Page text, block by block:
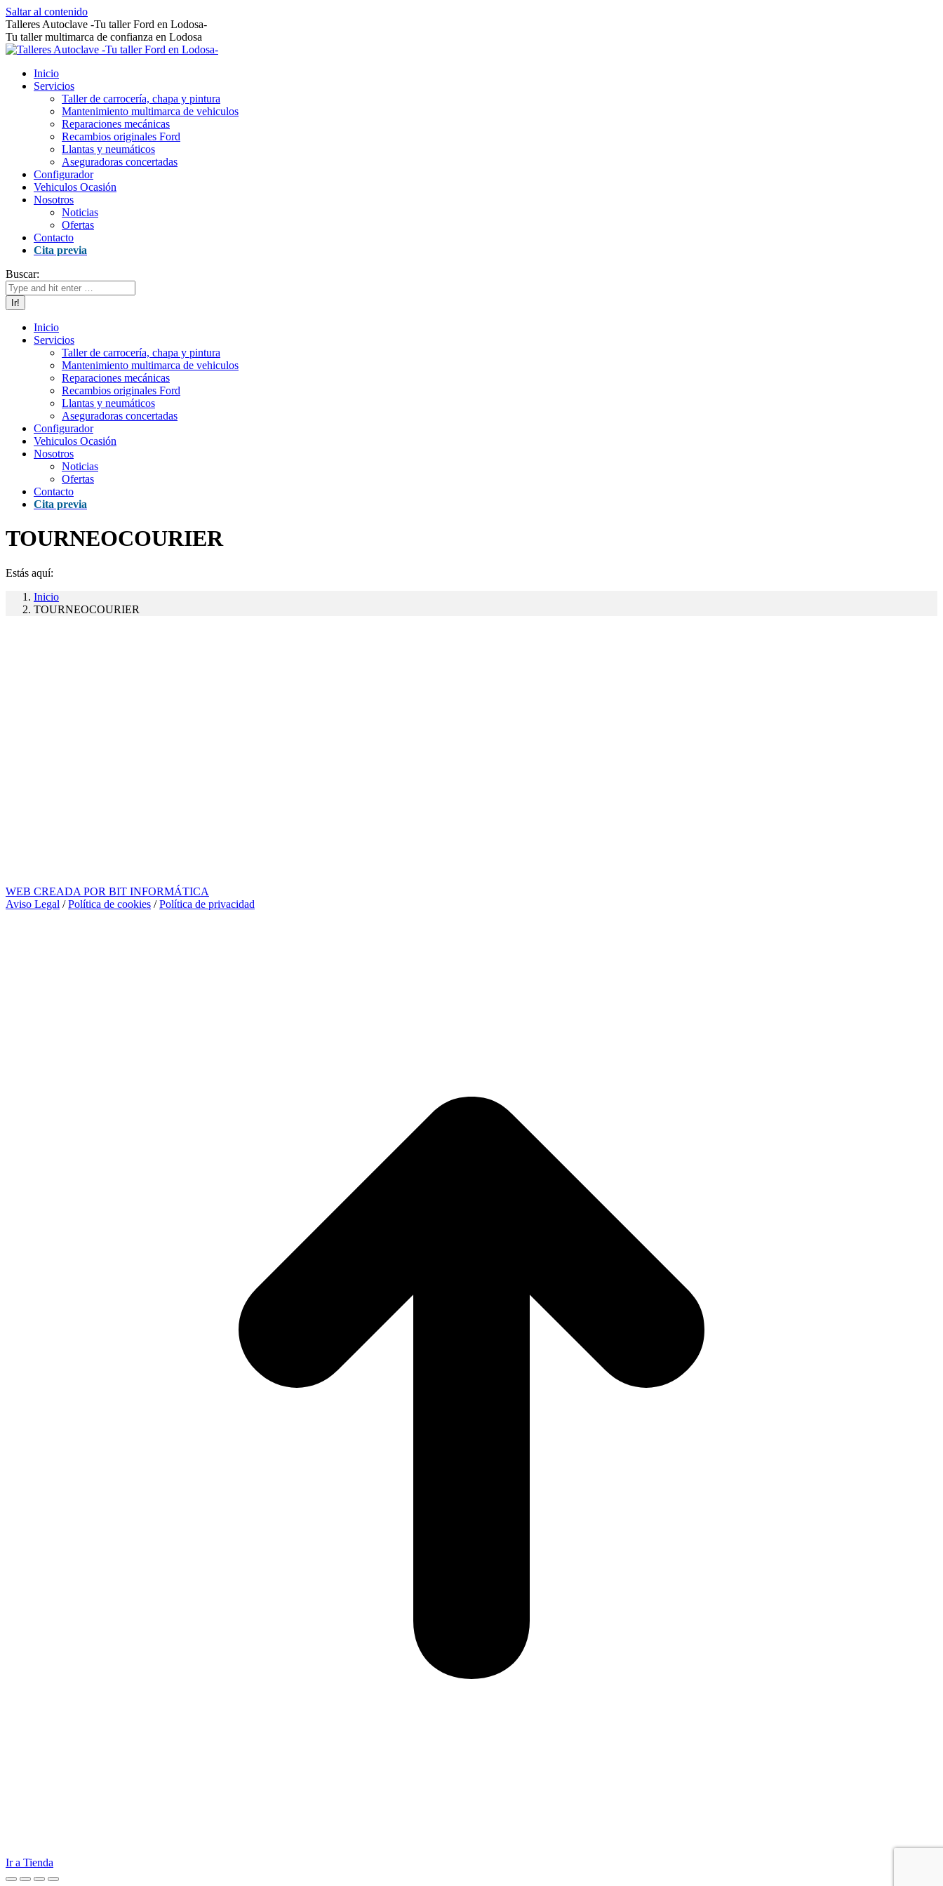
Saltar al contenido
Talleres Autoclave -Tu taller Ford en Lodosa-
Tu taller multimarca de confianza en Lodosa
Inicio
Servicios
Taller de carrocería, chapa y pintura
Mantenimiento multimarca de vehiculos
Reparaciones mecánicas
Recambios originales Ford
Llantas y neumáticos
Aseguradoras concertadas
Configurador
Vehiculos Ocasión
Nosotros
Noticias
Ofertas
Contacto
Cita previa
Buscar:
Inicio
Servicios
Taller de carrocería, chapa y pintura
Mantenimiento multimarca de vehiculos
Reparaciones mecánicas
Recambios originales Ford
Llantas y neumáticos
Aseguradoras concertadas
Configurador
Vehiculos Ocasión
Nosotros
Noticias
Ofertas
Contacto
Cita previa
TOURNEOCOURIER
Estás aquí:
Inicio
TOURNEOCOURIER
WEB CREADA POR BIT INFORMÁTICA
Aviso Legal /Política de cookies /Política de privacidad
Ir a Tienda